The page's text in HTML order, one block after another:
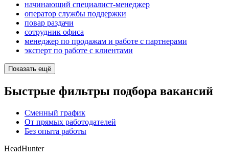
начинающий специалист-менеджер
оператор службы поддержки
повар раздачи
сотрудник офиса
менеджер по продажам и работе с партнерами
эксперт по работе с клиентами
Показать ещё
Быстрые фильтры подбора вакансий
Сменный график
От прямых работодателей
Без опыта работы
HeadHunter